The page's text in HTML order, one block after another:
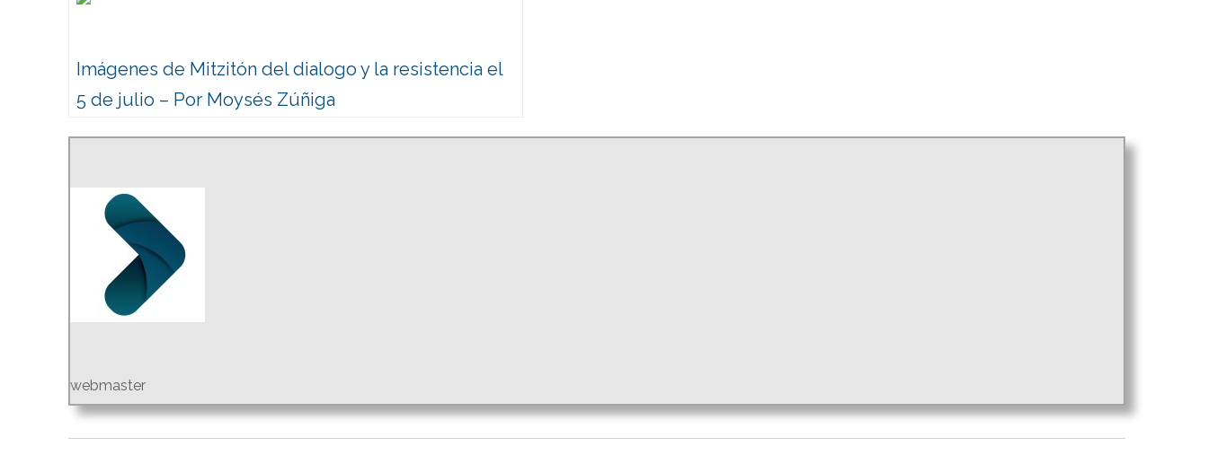
Imágenes de Mitzitón del dialogo y la resistencia el
5 de julio – Por Moysés Zúñiga
webmaster